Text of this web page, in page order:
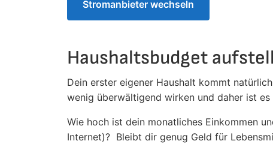
Stromanbieter wechseln
Haushaltsbudget
Dein erster eigener Haushalt kommt
wenig überwältigend wirken und daher ist
Wie hoch ist dein monatliches Einkommen
Internet)? Bleibt dir genug Geld für